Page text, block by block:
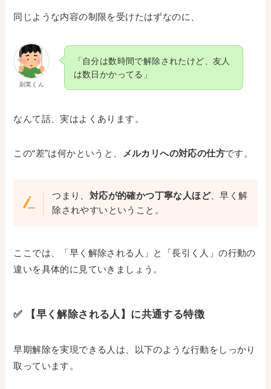
同じような内容の制限を受けたはずなのに、
副業くん
「自分は数時間で解除されたけど、友人
は数日かかってる」
なんて話、実はよくあります。
この“差”は何かというと、 メルカリへの対応の仕方です。
つまり、 対応が的確かつ丁寧な人ほど、早く解
除されやすいということ。
ここでは、「早く解除される人」と「長引く人」の行動の
違いを具体的に見ていきましょう。
✅ 【早く解除される人】に共通する特徴
早期解除を実現できる人は、以下のような行動をしっかり
取っています。